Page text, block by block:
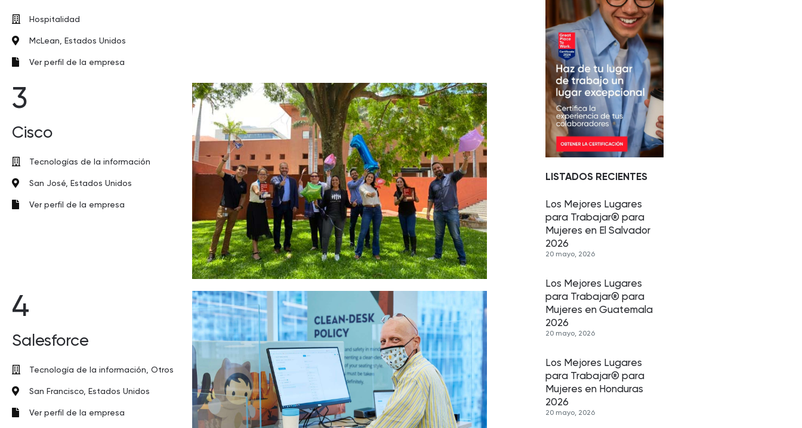
Hospitalidad
McLean, Estados Unidos
Ver perfil de la empresa
3
Cisco
Tecnologías de la información
San José, Estados Unidos
Ver perfil de la empresa
4
Salesforce
Tecnología de la información, Otros
San Francisco, Estados Unidos
Ver perfil de la empresa
LISTADOS RECIENTES
Los Mejores Lugares
para Trabajar® para
Mujeres en El Salvador
2026
20 mayo, 2026
Los Mejores Lugares
para Trabajar® para
Mujeres en Guatemala
2026
20 mayo, 2026
Los Mejores Lugares
para Trabajar® para
Mujeres en Honduras
2026
20 mayo, 2026